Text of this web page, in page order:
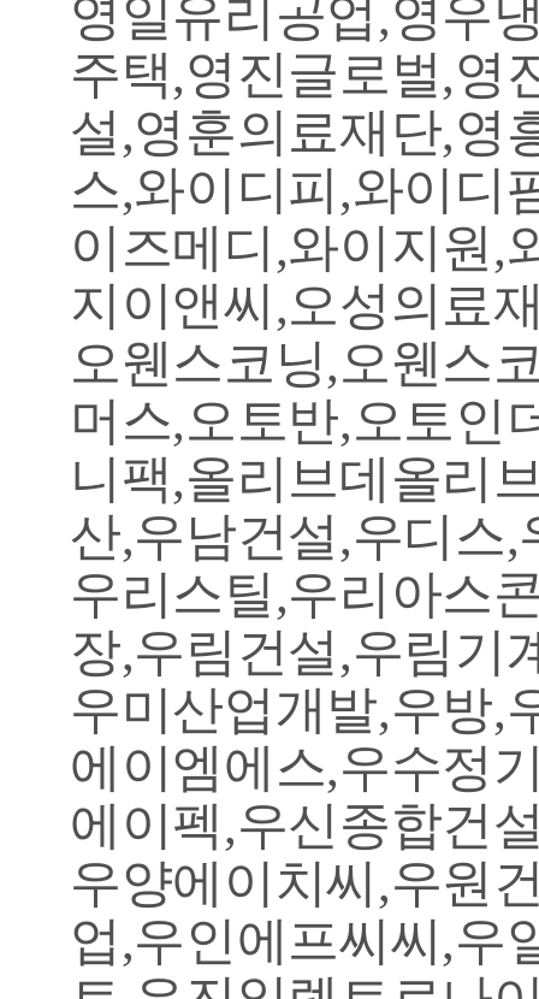
영일유리공업,영우
주택,영진글로벌,영
설,영훈의료재단,영
스,와이디피,와이디
이즈메디,와이지원,
지이앤씨,오성의료
오웬스코닝,오웬스
머스,오토반,오토인
니팩,올리브데올리
산,우남건설,우디스
우리스틸,우리아스
장,우림건설,우림기
우미산업개발,우방,
에이엠에스,우수정
에이펙,우신종합건
우양에이치씨,우원
업,우인에프씨씨,우